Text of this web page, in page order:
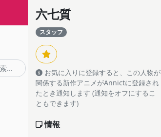
六七質
スタッフ
お気に入りに登録すると、この人物が
関係する新作アニメがAnnictに登録され
たとき通知します (通知をオフにするこ
ともできます)
情報